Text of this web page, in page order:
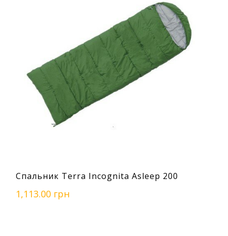
Спальник Terra Incognita Asleep 200
1,113.00 грн